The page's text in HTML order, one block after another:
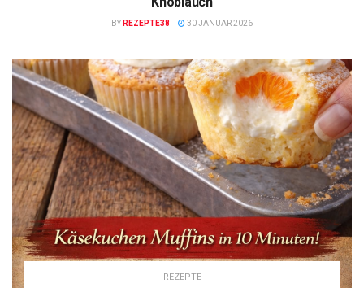
BY REZEPTE38 30 JANUAR 2026
REZEPTE